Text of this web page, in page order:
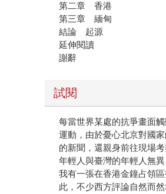
第二章 香港
第三章 緬甸
結論 起源
延伸閱讀
謝辭
試閱
每當世界某處的抗爭畫面
運動，由於憂心北京對國
的新聞，還親身前往現場
年輕人與臺灣的年輕人無
我有一張在香港金鐘占領
此，不少西方評論自然而